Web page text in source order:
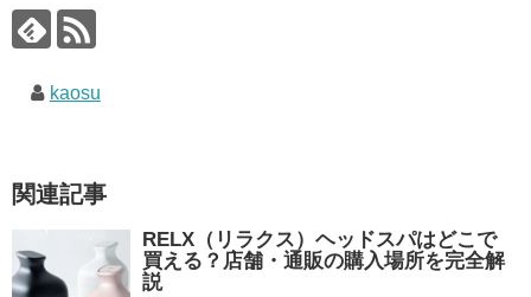
kaosu
関連記事
RELX（リラクス）ヘッドスパはどこで
買える？店舗・通販の購入場所を完全解
説